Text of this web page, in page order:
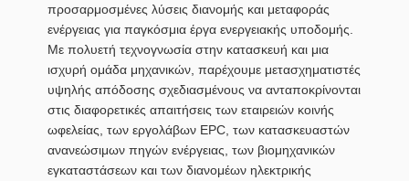
προσαρμοσμένες λύσεις διανομής και μεταφοράς
ενέργειας για παγκόσμια έργα ενεργειακής υποδομής.
Με πολυετή τεχνογνωσία στην κατασκευή και μια
ισχυρή ομάδα μηχανικών, παρέχουμε μετασχηματιστές
υψηλής απόδοσης σχεδιασμένους να ανταποκρίνονται
στις διαφορετικές απαιτήσεις των εταιρειών κοινής
ωφελείας, των εργολάβων EPC, των κατασκευαστών
ανανεώσιμων πηγών ενέργειας, των βιομηχανικών
εγκαταστάσεων και των διανομέων ηλεκτρικής